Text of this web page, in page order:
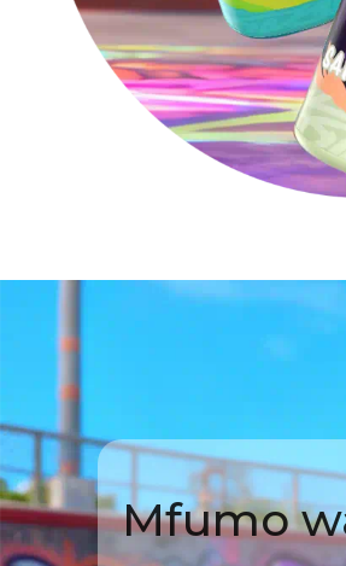
Mfumo